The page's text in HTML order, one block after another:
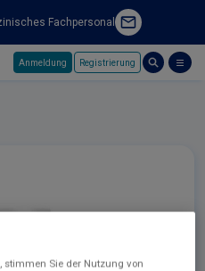
Fachpersonal
Anmeldung Registrierung
stimmen Sie der Nutzung von